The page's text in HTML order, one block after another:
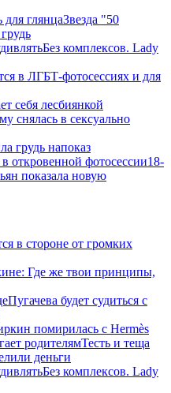
Звезда "50
Без комплексов. Lady
себя лесбиянкой
грудь напоказ
18-
показала новую
Где же твои принципы,
Пугачева будет судиться с
помирилась с Hermès
Тесть и теща
деньги
Без комплексов. Lady